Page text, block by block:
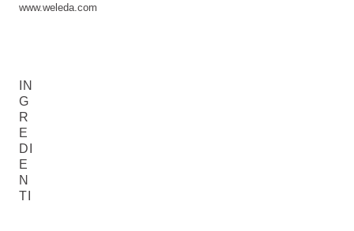
www.weleda.com
IN
G
R
E
DI
E
N
TI